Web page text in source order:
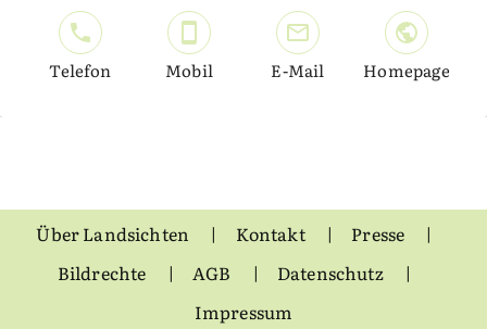
Telefon Mobil E-Mail Homepage
Über Landsichten Kontakt
Presse
Bildrechte
AGB
Datenschutz
Impressum